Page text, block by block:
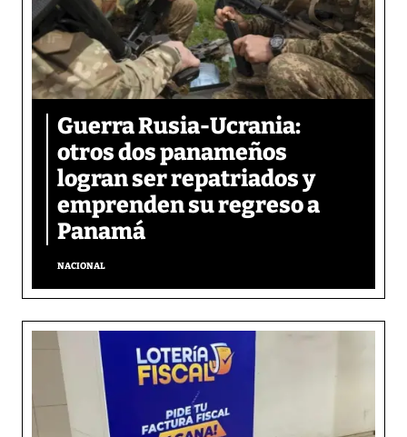
Guerra Rusia-Ucrania:
otros dos panameños
logran ser repatriados y
emprenden su regreso a
Panamá
NACIONAL